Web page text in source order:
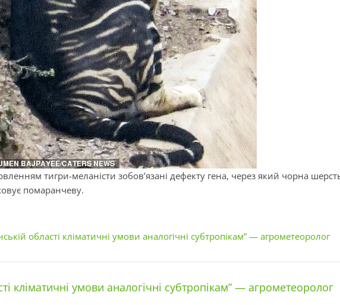
тигри-меланісти зобов’язані дефекту гена, через який чорна
помаранчеву.
області кліматичні умови аналогічні субтропікам” — агрометеоролог
кліматичні умови аналогічні субтропікам” — агрометеоролог